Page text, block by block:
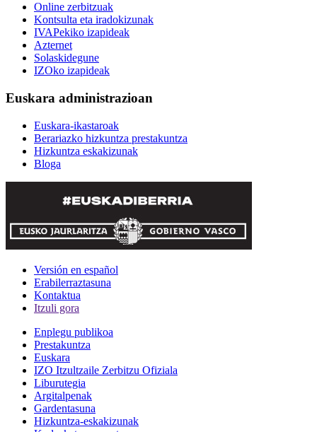
Online zerbitzuak
Kontsulta eta iradokizunak
IVAPekiko izapideak
Azternet
Solaskidegune
IZOko izapideak
Euskara administrazioan
Euskara-ikastaroak
Berariazko hizkuntza prestakuntza
Hizkuntza eskakizunak
Bloga
Versión en español
Erabilerraztasuna
Kontaktua
Itzuli gora
Enplegu publikoa
Prestakuntza
Euskara
IZO Itzultzaile Zerbitzu Ofiziala
Liburutegia
Argitalpenak
Gardentasuna
Hizkuntza-eskakizunak